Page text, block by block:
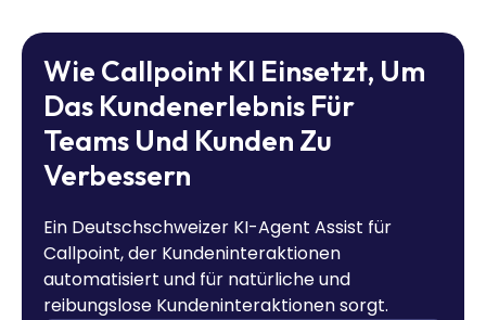
Wie Callpoint KI Einsetzt, Um
Das Kundenerlebnis Für
Teams Und Kunden Zu
Verbessern
Ein Deutschschweizer KI-Agent Assist für
Callpoint, der Kundeninteraktionen
automatisiert und für natürliche und
reibungslose Kundeninteraktionen sorgt.